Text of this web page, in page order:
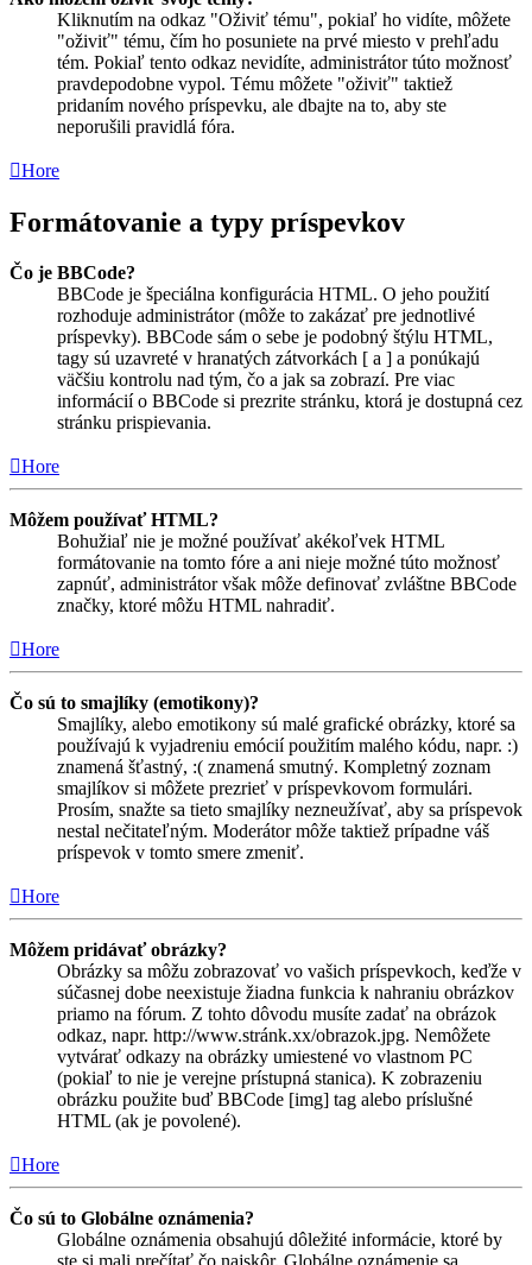
Kliknutím na odkaz "Oživiť tému", pokiaľ ho vidíte, môžete
"oživiť" tému, čím ho posuniete na prvé miesto v prehľadu
tém. Pokiaľ tento odkaz nevidíte, administrátor túto možnosť
pravdepodobne vypol. Tému môžete "oživiť" taktiež
pridaním nového príspevku, ale dbajte na to, aby ste
neporušili pravidlá fóra.
Hore
Formátovanie a typy príspevkov
Čo je BBCode?
BBCode je špeciálna konfigurácia HTML. O jeho použití
rozhoduje administrátor (môže to zakázať pre jednotlivé
príspevky). BBCode sám o sebe je podobný štýlu HTML,
tagy sú uzavreté v hranatých zátvorkách [ a ] a ponúkajú
väčšiu kontrolu nad tým, čo a jak sa zobrazí. Pre viac
informácií o BBCode si prezrite stránku, ktorá je dostupná cez
stránku prispievania.
Hore
Môžem používať HTML?
Bohužiaľ nie je možné používať akékoľvek HTML
formátovanie na tomto fóre a ani nieje možné túto možnosť
zapnúť, administrátor však môže definovať zvláštne BBCode
značky, ktoré môžu HTML nahradiť.
Hore
Čo sú to smajlíky (emotikony)?
Smajlíky, alebo emotikony sú malé grafické obrázky, ktoré sa
používajú k vyjadreniu emócií použitím malého kódu, napr. :)
znamená šťastný, :( znamená smutný. Kompletný zoznam
smajlíkov si môžete prezrieť v príspevkovom formulári.
Prosím, snažte sa tieto smajlíky nezneužívať, aby sa príspevok
nestal nečitateľným. Moderátor môže taktiež prípadne váš
príspevok v tomto smere zmeniť.
Hore
Môžem pridávať obrázky?
Obrázky sa môžu zobrazovať vo vašich príspevkoch, keďže v
súčasnej dobe neexistuje žiadna funkcia k nahraniu obrázkov
priamo na fórum. Z tohto dôvodu musíte zadať na obrázok
odkaz, napr. http://www.stránk.xx/obrazok.jpg. Nemôžete
vytvárať odkazy na obrázky umiestené vo vlastnom PC
(pokiaľ to nie je verejne prístupná stanica). K zobrazeniu
obrázku použite buď BBCode [img] tag alebo príslušné
HTML (ak je povolené).
Hore
Čo sú to Globálne oznámenia?
Globálne oznámenia obsahujú dôležité informácie, ktoré by
ste si mali prečítať čo najskôr. Globálne oznámenie sa